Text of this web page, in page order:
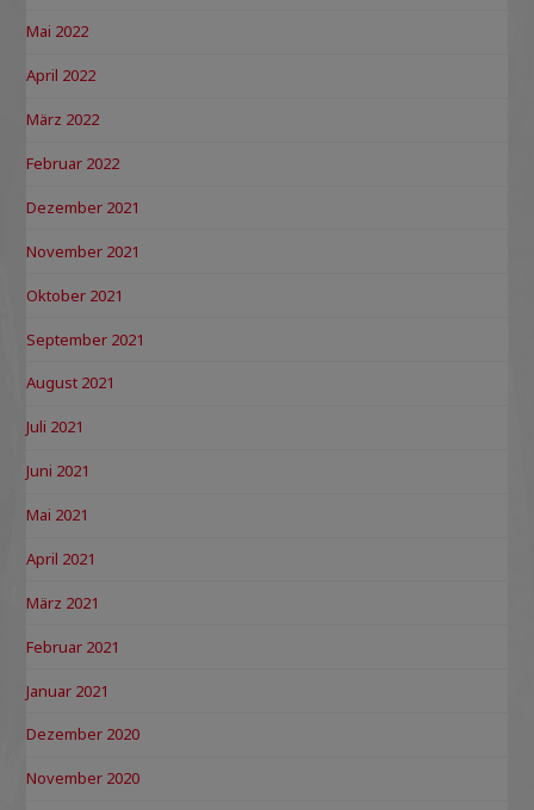
Mai 2022
April 2022
März 2022
Februar 2022
Dezember 2021
November 2021
Oktober 2021
September 2021
August 2021
Juli 2021
Juni 2021
Mai 2021
April 2021
März 2021
Februar 2021
Januar 2021
Dezember 2020
November 2020